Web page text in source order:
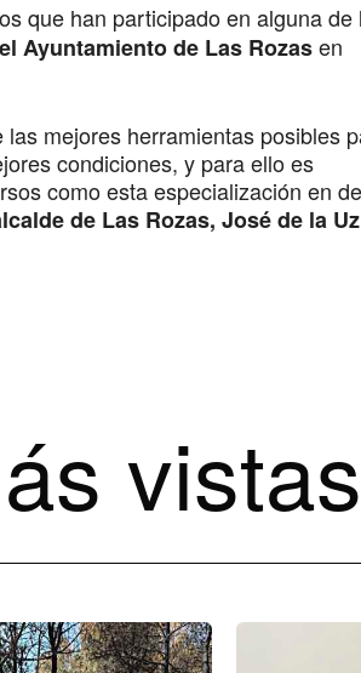
que han participado en alguna de
Ayuntamiento de Las Rozasen
mejores herramientas posibles
condiciones, y para ello es
como esta especialización en
de Las Rozas, José de la Uz
vistas